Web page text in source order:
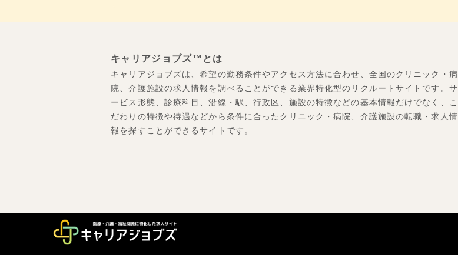
キャリアジョブズ™とは
キャリアジョブズは、希望の勤務条件やアクセス方法に合わせ、全国のクリニック・病
院、介護施設の求人情報を調べることができる業界特化型のリクルートサイトです。サ
ービス形態、診療科目、沿線・駅、行政区、施設の特徴などの基本情報だけでなく、こ
だわりの特徴や待遇などから条件に合ったクリニック・病院、介護施設の転職・求人情
報を探すことができるサイトです。